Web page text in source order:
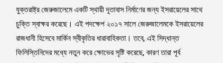
যুক্তরাষ্ট্র জেরুজালেমে একটি স্থায়ী দূতাবাস নির্মাণের জন্য ইসরায়েলের সাথে
চুক্তি স্বাক্ষর করেছে। এই পদক্ষেপ ২০১৭ সালে জেরুজালেমকে ইসরায়েলের
রাজধানী হিসেবে মার্কিন স্বীকৃতির ধারাবাহিকতা। তবে, এই সিদ্ধান্ত
ফিলিস্তিনিদের মধ্যে নতুন করে ক্ষোভের সৃষ্টি করেছে, কারণ তারা পূর্ব